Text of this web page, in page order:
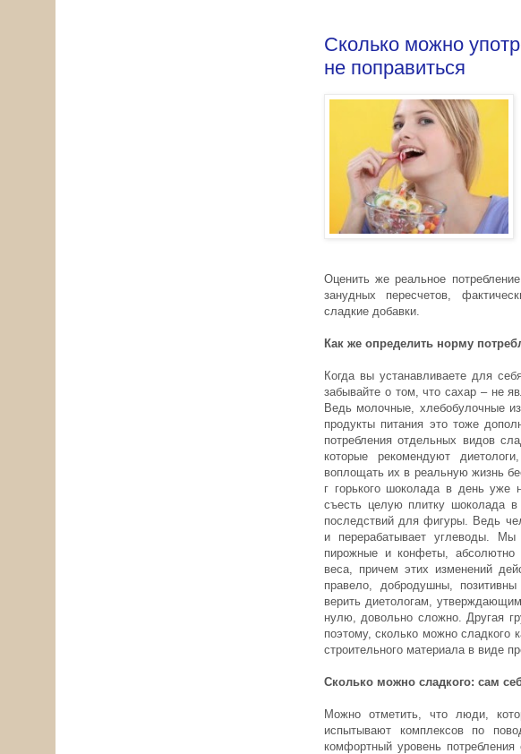
Сколько можно
не поправиться
Оценить же реальное
занудных пересчетов,
сладкие добавки.
Как же определить норму
Когда вы устанавливаете для
забывайте о том, что сахар – не
Ведь молочные, хлебобулочные
продукты питания это тоже
потребления отдельных видов
которые рекомендуют
воплощать их в реальную жизнь
г горького шоколада в день уже
съесть целую плитку шоколада в
последствий для фигуры. Ведь
и перерабатывает углеводы.
пирожные и конфеты, абсолютно
веса, причем этих изменений
правело, добродушны,
верить диетологам,
нулю, довольно сложно. Другая
поэтому, сколько можно
строительного материала в виде
Сколько можно сладкого: сам
Можно отметить, что люди,
испытывают комплексов по
комфортный уровень